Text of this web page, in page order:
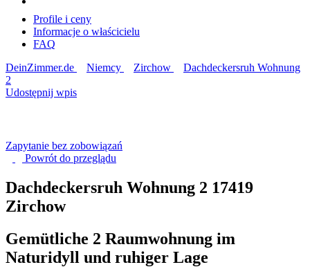
Profile i ceny
Informacje o właścicielu
FAQ
DeinZimmer.de
Niemcy Zirchow
Dachdeckersruh Wohnung
2
Udostępnij wpis
Zapytanie bez zobowiązań
Powrót do przeglądu
Dachdeckersruh Wohnung 2 17419
Zirchow
Gemütliche 2 Raumwohnung im
Naturidyll und ruhiger Lage